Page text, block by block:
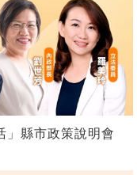
」縣市政策說明會